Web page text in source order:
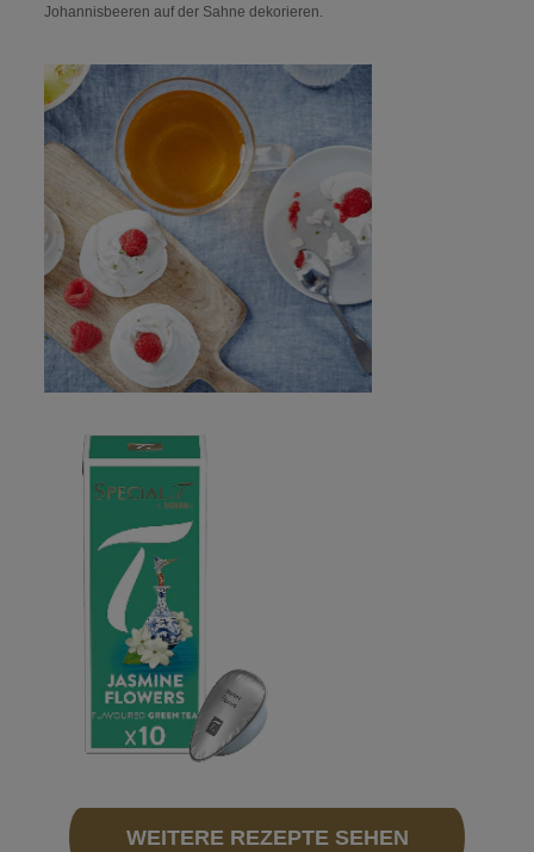
Johannisbeeren auf der Sahne dekorieren.
WEITERE REZEPTE SEHEN